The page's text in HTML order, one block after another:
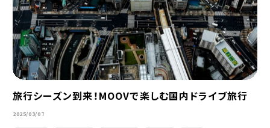
旅行シーズン到来！MOOVで楽しむ国内ドライブ旅行
2025/03/07